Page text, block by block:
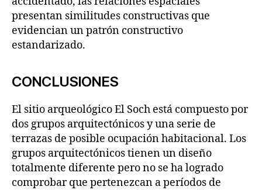
presentan similitudes constructivas que
evidencian un patrón constructivo
estandarizado.
CONCLUSIONES
El sitio arqueológico El Soch está compuesto por
dos grupos arquitectónicos y una serie de
terrazas de posible ocupación habitacional. Los
grupos arquitectónicos tienen un diseño
totalmente diferente pero no se ha logrado
comprobar que pertenezcan a períodos de